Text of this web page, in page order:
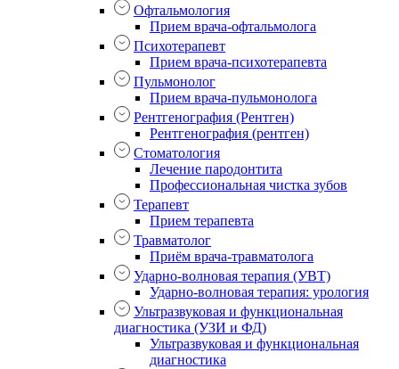
Офтальмология
Прием врача-офтальмолога
Психотерапевт
Прием врача-психотерапевта
Пульмонолог
Прием врача-пульмонолога
Рентгенография (Рентген)
Рентгенография (рентген)
Стоматология
Лечение пародонтита
Профессиональная чистка зубов
Терапевт
Прием терапевта
Травматолог
Приём врача-травматолога
Ударно-волновая терапия (УВТ)
Ударно-волновая терапия: урология
Ультразвуковая и функциональная
диагностика (УЗИ и ФД)
Ультразвуковая и функциональная
диагностика